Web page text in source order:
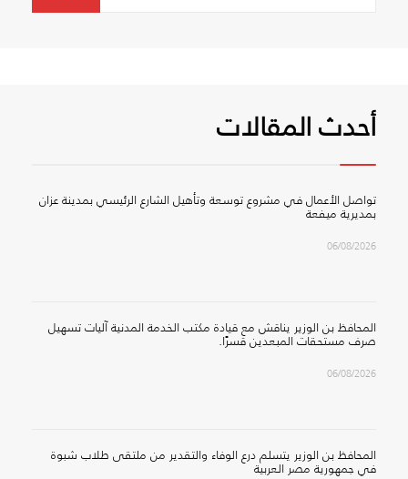
أحدث المقالات
تواصل الأعمال في مشروع توسعة وتأهيل الشارع الرئيسي بمدينة عزان
بمديرية ميفعة
06/08/2026
المحافظ بن الوزير يناقش مع قيادة مكتب الخدمة المدنية آليات تسهيل
صرف مستحقات المبعدين قسرًا.
06/08/2026
المحافظ بن الوزير يتسلم درع الوفاء والتقدير من ملتقى طلاب شبوة
في جمهورية مصر العربية